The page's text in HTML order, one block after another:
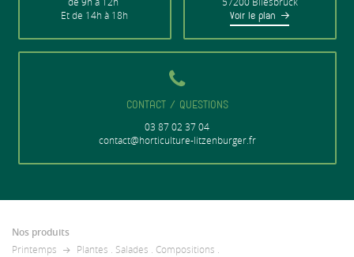
Et de 14h à 18h
Voir le plan
CONTACT / QUESTIONS
03 87 02 37 04
contact@horticulture-litzenburger.fr
Nos produits
Printemps
Plantes . Salades . Compositions .